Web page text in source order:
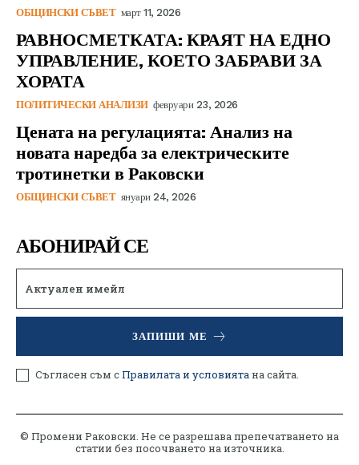
ОБЩИНСКИ СЪВЕТ март 11, 2026
РАВНОСМЕТКАТА: КРАЯТ НА ЕДНО
УПРАВЛЕНИЕ, КОЕТО ЗАБРАВИ ЗА
ХОРАТА
ПОЛИТИЧЕСКИ АНАЛИЗИ февруари 23, 2026
Цената на регулацията: Анализ на
новата наредба за електрическите
тротинетки в Раковски
ОБЩИНСКИ СЪВЕТ януари 24, 2026
АБОНИРАЙ СЕ
ЗАПИШИ МЕ
Съгласен съм сПравилата и условиятана сайта.
© Промени Раковски. Не се разрешава препечатването на
статии без посочването на източника.